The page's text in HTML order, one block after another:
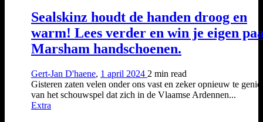
Sealskinz houdt de handen droog en
warm! Lees verder en win je eigen
Marsham handschoenen.
Gert-Jan D'haene, 1 april 2024 2 min read
Gisteren zaten velen onder ons vast en zeker opnieuw te
van het schouwspel dat zich in de Vlaamse Ardennen...
Extra